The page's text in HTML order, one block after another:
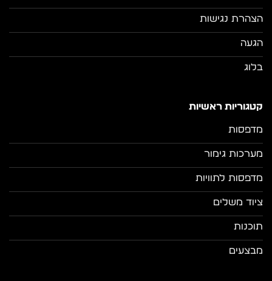
הצהרת נגישות
הגעה
בלוג
קטגוריות ראשיות
מדפסות
מערכות גימור
מדפסות לתוויות
ציוד משלים
תוכנות
מבצעים